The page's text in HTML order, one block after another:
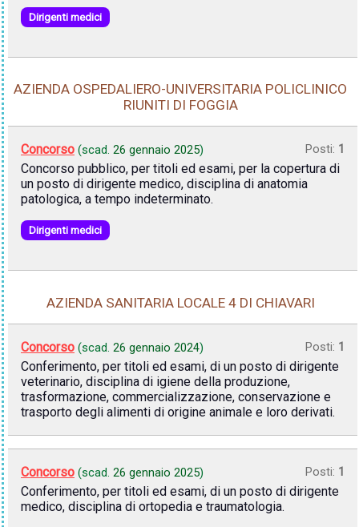
Dirigenti medici
AZIENDA OSPEDALIERO-UNIVERSITARIA POLICLINICO
RIUNITI DI FOGGIA
Concorso (scad. 26 gennaio 2025) Posti: 1
Concorso pubblico, per titoli ed esami, per la copertura di
un posto di dirigente medico, disciplina di anatomia
patologica, a tempo indeterminato.
Dirigenti medici
AZIENDA SANITARIA LOCALE 4 DI CHIAVARI
Concorso (scad. 26 gennaio 2024) Posti: 1
Conferimento, per titoli ed esami, di un posto di dirigente
veterinario, disciplina di igiene della produzione,
trasformazione, commercializzazione, conservazione e
trasporto degli alimenti di origine animale e loro derivati.
Concorso (scad. 26 gennaio 2025) Posti: 1
Conferimento, per titoli ed esami, di un posto di dirigente
medico, disciplina di ortopedia e traumatologia.